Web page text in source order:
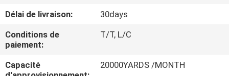
QUALITÉ
CONTACT
Délai de livraison:
30days
Conditions de
paiement:
T/T, L/C
Capacité
20000YARDS /MONTH